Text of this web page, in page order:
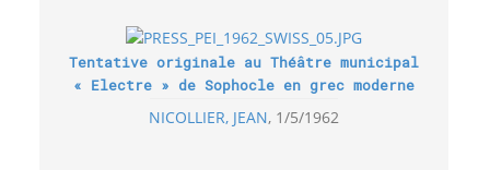
Tentative originale au Théâtre municipal
« Electre » de Sophocle en grec moderne
NICOLLIER, JEAN 1/5/1962